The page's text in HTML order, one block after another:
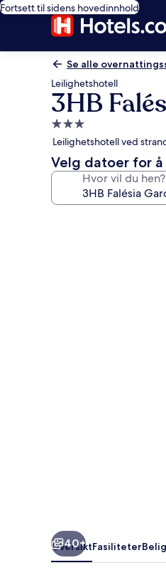
Fortsett til sidens hovedinnhold
Se alle
Leilighetshotell
3HB
Overnattingssted
med
3.0
stjerner
Leilighetshotell ved
Velg datoer for å
Hvor vil du hen?
40+
OversiktFasiliteter